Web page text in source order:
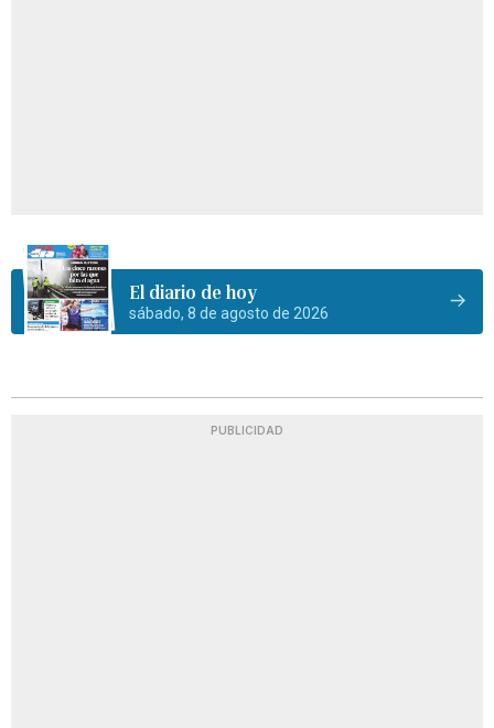
El diario de hoy
sábado, 8 de agosto de 2026
PUBLICIDAD